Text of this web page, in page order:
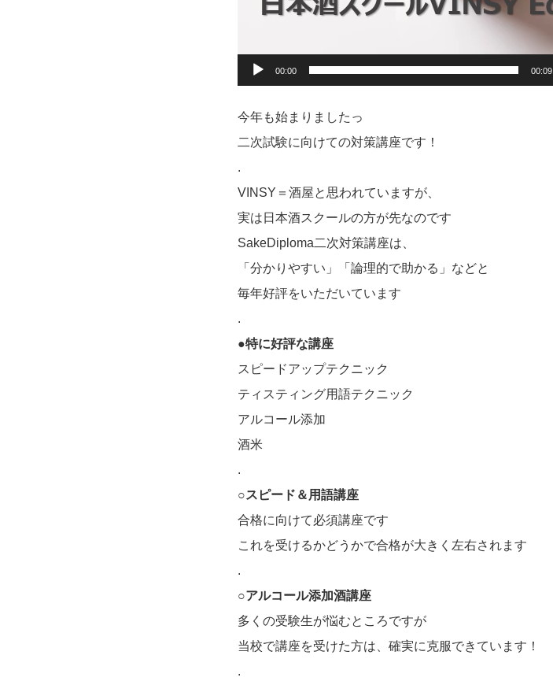
00:00 00:09
今年も始まりましたっ
二次試験に向けての対策講座です！
.
VINSY＝酒屋と思われていますが、
実は日本酒スクールの方が先なのです
SakeDiploma二次対策講座は、
「分かりやすい」「論理的で助かる」などと
毎年好評をいただいています
.
●特に好評な講座
スピードアップテクニック
ティスティング用語テクニック
アルコール添加
酒米
.
○スピード＆用語講座
合格に向けて必須講座です
これを受けるかどうかで合格が大きく左右されます
.
○アルコール添加酒講座
多くの受験生が悩むところですが
当校で講座を受けた方は、確実に克服できています！
.